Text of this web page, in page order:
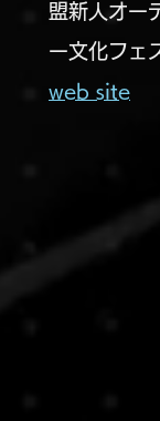
盟新人オー
ー文化フェ
web site